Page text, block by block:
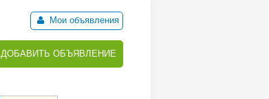
Мои объявления
ДОБАВИТЬ ОБЪЯВЛЕНИЕ